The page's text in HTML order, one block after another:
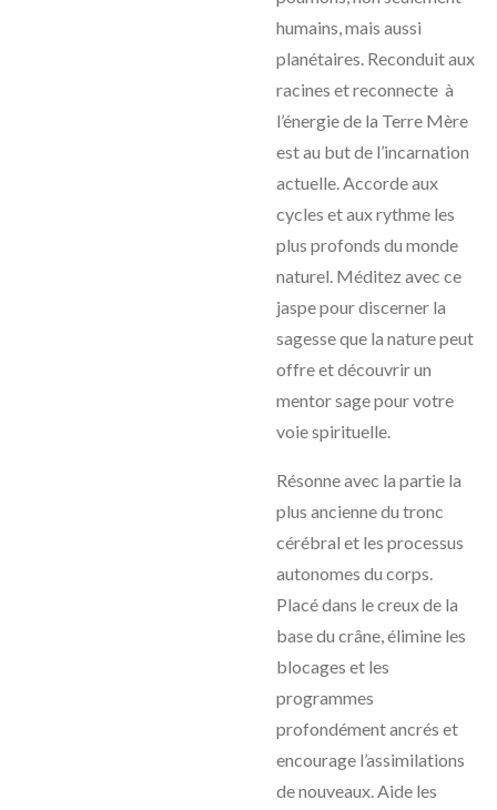
humains, mais aussi
planétaires. Reconduit aux
racines et reconnecte à
l’énergie de la Terre Mère
est au but de l’incarnation
actuelle. Accorde aux
cycles et aux rythme les
plus profonds du monde
naturel. Méditez avec ce
jaspe pour discerner la
sagesse que la nature peut
offre et découvrir un
mentor sage pour votre
voie spirituelle.
Résonne avec la partie la
plus ancienne du tronc
cérébral et les processus
autonomes du corps.
Placé dans le creux de la
base du crâne, élimine les
blocages et les
programmes
profondément ancrés et
encourage l’assimilations
de nouveaux. Aide les